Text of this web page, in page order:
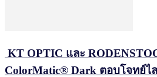
KT OPTIC และ
ColorMatic® Dark ตอบโจทย์